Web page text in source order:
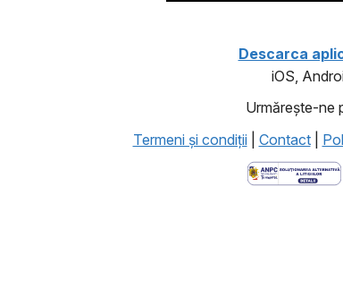
Descarca
iOS,
Urmăreşte-ne
Termeni şi condiţii| Contact|